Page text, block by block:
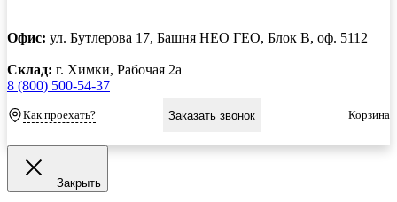
Офис: ул. Бутлерова 17, Башня НЕО ГЕО, Блок В, оф. 5112
Склад: г. Химки, Рабочая 2а
8 (800) 500-54-37
Как проехать? Заказать звонок Корзина
Закрыть